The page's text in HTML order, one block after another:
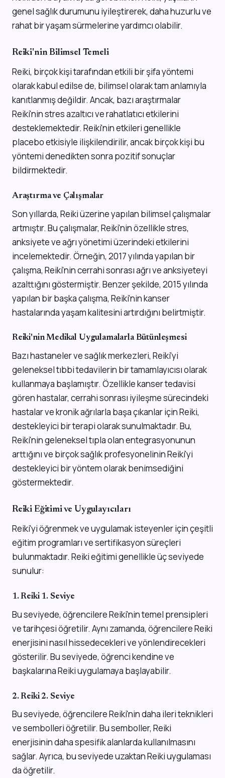
genel sağlık durumunu iyileştirerek, daha huzurlu ve
rahat bir yaşam sürmelerine yardımcı olabilir.
Reiki'nin Bilimsel Temeli
Reiki, birçok kişi tarafından etkili bir şifa yöntemi
olarak kabul edilse de, bilimsel olarak tam anlamıyla
kanıtlanmış değildir. Ancak, bazı araştırmalar
Reiki'nin stres azaltıcı ve rahatlatıcı etkilerini
desteklemektedir. Reiki'nin etkileri genellikle
placebo etkisiyle ilişkilendirilir, ancak birçok kişi bu
yöntemi denedikten sonra pozitif sonuçlar
bildirmektedir.
Araştırma ve Çalışmalar
Son yıllarda, Reiki üzerine yapılan bilimsel çalışmalar
artmıştır. Bu çalışmalar, Reiki'nin özellikle stres,
anksiyete ve ağrı yönetimi üzerindeki etkilerini
incelemektedir. Örneğin, 2017 yılında yapılan bir
çalışma, Reiki'nin cerrahi sonrası ağrı ve anksiyeteyi
azalttığını göstermiştir. Benzer şekilde, 2015 yılında
yapılan bir başka çalışma, Reiki'nin kanser
hastalarında yaşam kalitesini artırdığını belirtmiştir.
Reiki'nin Medikal Uygulamalarla Bütünleşmesi
Bazı hastaneler ve sağlık merkezleri, Reiki'yi
geleneksel tıbbi tedavilerin bir tamamlayıcısı olarak
kullanmaya başlamıştır. Özellikle kanser tedavisi
gören hastalar, cerrahi sonrası iyileşme sürecindeki
hastalar ve kronik ağrılarla başa çıkanlar için Reiki,
destekleyici bir terapi olarak sunulmaktadır. Bu,
Reiki'nin geleneksel tıpla olan entegrasyonunun
arttığını ve birçok sağlık profesyonelinin Reiki'yi
destekleyici bir yöntem olarak benimsediğini
göstermektedir.
Reiki Eğitimi ve Uygulayıcıları
Reiki'yi öğrenmek ve uygulamak isteyenler için çeşitli
eğitim programları ve sertifikasyon süreçleri
bulunmaktadır. Reiki eğitimi genellikle üç seviyede
sunulur:
1. Reiki 1. Seviye
Bu seviyede, öğrencilere Reiki'nin temel prensipleri
ve tarihçesi öğretilir. Aynı zamanda, öğrencilere Reiki
enerjisini nasıl hissedecekleri ve yönlendirecekleri
gösterilir. Bu seviyede, öğrenci kendine ve
başkalarına Reiki uygulamaya başlayabilir.
2. Reiki 2. Seviye
Bu seviyede, öğrencilere Reiki'nin daha ileri teknikleri
ve sembolleri öğretilir. Bu semboller, Reiki
enerjisinin daha spesifik alanlarda kullanılmasını
sağlar. Ayrıca, bu seviyede uzaktan Reiki uygulaması
da öğretilir.